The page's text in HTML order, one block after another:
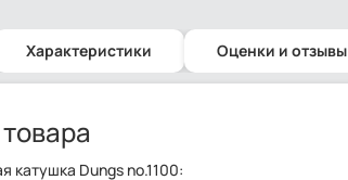
Характеристики Оценки и отзывы
катушка Dungs no.1100: